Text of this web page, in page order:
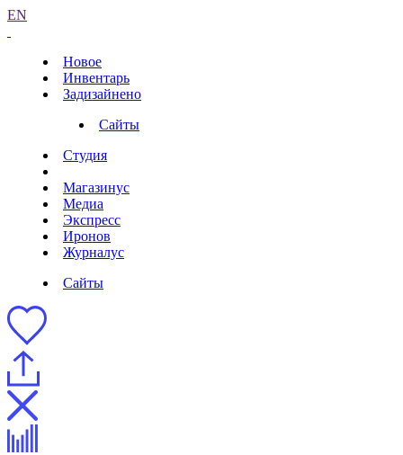
EN
Новое
Инвентарь
Задизайнено
Сайты
Студия
Магазинус
Медиа
Экспресс
Иронов
Журналус
Сайты